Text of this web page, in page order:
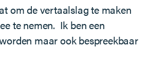
om de vertaalslag te maken
te nemen. Ik ben een
maar ook bespreekbaar